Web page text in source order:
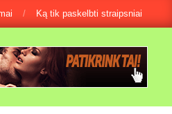
Mes mielai
Ką tik paskelbti straipsniai